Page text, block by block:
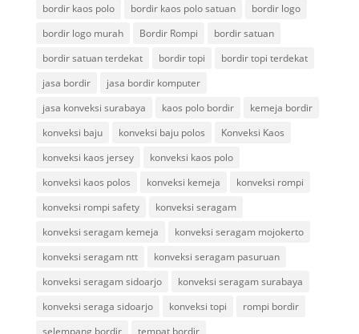
bordir kaos polo
bordir kaos polo satuan
bordir logo
bordir logo murah
Bordir Rompi
bordir satuan
bordir satuan terdekat
bordir topi
bordir topi terdekat
jasa bordir
jasa bordir komputer
jasa konveksi surabaya
kaos polo bordir
kemeja bordir
konveksi baju
konveksi baju polos
Konveksi Kaos
konveksi kaos jersey
konveksi kaos polo
konveksi kaos polos
konveksi kemeja
konveksi rompi
konveksi rompi safety
konveksi seragam
konveksi seragam kemeja
konveksi seragam mojokerto
konveksi seragam ntt
konveksi seragam pasuruan
konveksi seragam sidoarjo
konveksi seragam surabaya
konveksi seraga sidoarjo
konveksi topi
rompi bordir